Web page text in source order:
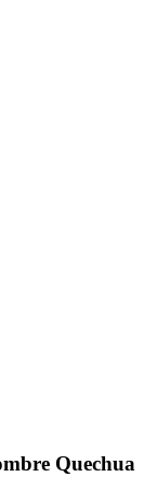
Quechua